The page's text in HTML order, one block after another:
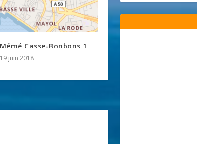
Mémé Casse-Bonbons 1
19 juin 2018